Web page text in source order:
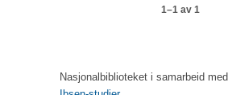
1–1 av 1
Nasjonalbiblioteket i samarbeid med